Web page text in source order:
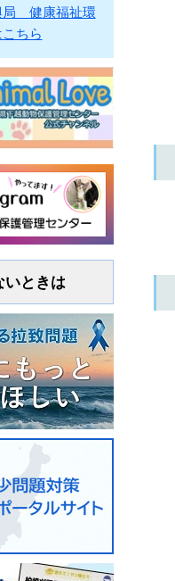
局 健康福祉環
ちら
いときは